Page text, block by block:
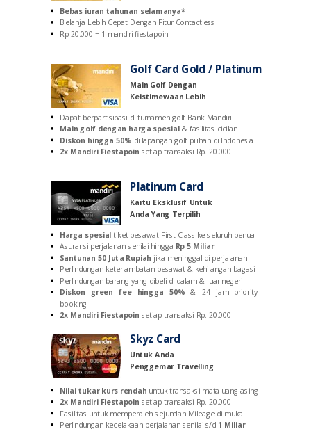
Bebas iuran tahunan selamanya*
Belanja Lebih Cepat Dengan Fitur Contactless
Rp 20.000 = 1 mandiri fiestapoin
Golf Card Gold / Platinum
Main Golf Dengan
Keistimewaan Lebih
Dapat berpartisipasi di turnamen golf Bank Mandiri
Main golf dengan harga spesial& fasilitas cicilan
Diskon hingga 50% di lapangan golf pilihan di Indonesia
2x Mandiri Fiestapoin setiap transaksi Rp. 20.000
Platinum Card
Kartu Eksklusif Untuk
Anda Yang Terpilih
Harga spesial tiket pesawat First Class ke seluruh benua
Asuransi perjalanan senilai hingga Rp 5 Miliar
Santunan 50 Juta Rupiah jika meninggal di perjalanan
Perlindungan keterlambatan pesawat & kehilangan bagasi
Perlindungan barang yang dibeli di dalam & luar negeri
Diskon green fee hingga 50% & 24 jam priority
booking
2x Mandiri Fiestapoin setiap transaksi Rp. 20.000
Skyz Card
Untuk Anda
Penggemar Travelling
Nilai tukar kurs rendah untuk transaksi mata uang asing
2x Mandiri Fiestapoin setiap transaksi Rp. 20.000
Fasilitas untuk memperoleh sejumlah Mileage di muka
Perlindungan kecelakaan perjalanan senilai s/d 1 Miliar